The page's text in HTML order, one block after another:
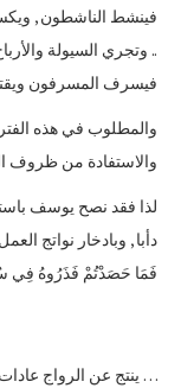
فينشط الناشطون ,
.. وتجري السيولة
فيسرف المسرفون
والمطلوب في هذه
والاستفادة من ظروف
لذا فقد نصح يوسف
دأبا , وبادخار نواتج
فَمَا حَصَدْتُمْ فَذَرُوهُ فِي سُنْبُلِهِ
… ينتج عن الرواج